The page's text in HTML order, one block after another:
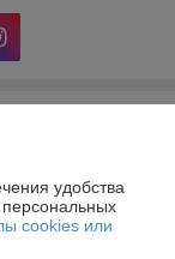
удобства
cookies или